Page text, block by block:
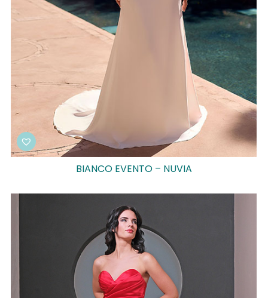
BIANCO EVENTO – NUVIA